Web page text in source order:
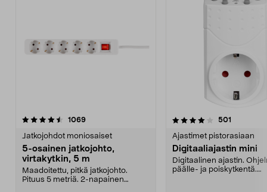
1069arvostelut
Jatkojohdot moniosaiset
5-osainen jatkojohto,
virtakytkin, 5 m
Maadoitettu, pitkä jatkojohto.
Pituus 5 metriä. 2-napainen
4.0viidestä
501
Ajastimet pistorasiaan
Digitaaliajastin mini
Digitaalinen ajastin.
päälle- ja poiskytkentä.
4.5viidestä